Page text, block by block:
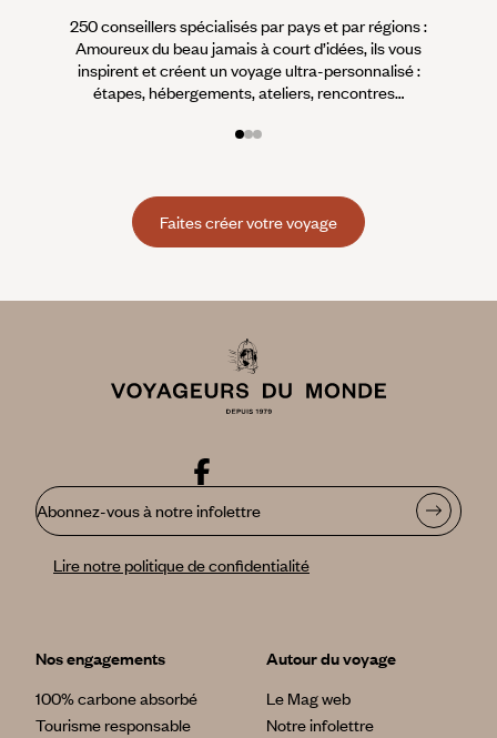
250 conseillers spécialisés par pays et par régions :
Amoureux du beau jamais à court d’idées, ils vous
inspirent et créent un voyage ultra-personnalisé :
étapes, hébergements, ateliers, rencontres…
Faites créer votre voyage
Abonnez-vous à notre infolettre
Lire notre politique de confidentialité
Nos engagements
100% carbone absorbé
Tourisme responsable
Autour du voyage
Le Mag web
Notre infolettre